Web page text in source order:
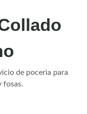
de poceria para
fosas.